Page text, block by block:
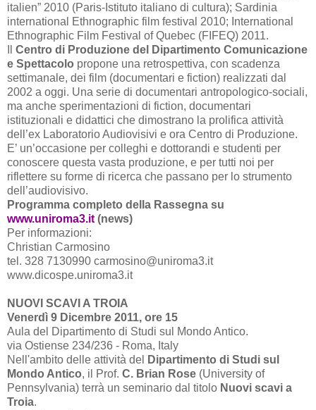
italien” 2010 (Paris-Istituto italiano di cultura); Sardinia
international Ethnographic film festival 2010; International
Ethnographic Film Festival of Quebec (FIFEQ) 2011.
Centro di Produzione del Dipartimento Comunicazione
e Spettacolo propone una retrospettiva, con scadenza
settimanale, dei film (documentari e fiction) realizzati dal
2002 a oggi. Una serie di documentari antropologico-sociali,
ma anche sperimentazioni di fiction, documentari
istituzionali e didattici che dimostrano la prolifica attività
dell’ex Laboratorio Audiovisivi e ora Centro di Produzione.
E’ un’occasione per colleghi e dottorandi e studenti per
conoscere questa vasta produzione, e per tutti noi per
riflettere su forme di ricerca che passano per lo strumento
dell’audiovisivo.
Programma completo della Rassegna su
www.uniroma3.it (news)
Per informazioni:
Christian Carmosino
tel. 328 7130990 carmosino@uniroma3.it
www.dicospe.uniroma3.it
NUOVI SCAVI A TROIA
Venerdì 9 Dicembre 2011, ore 15
Aula del Dipartimento di Studi sul Mondo Antico.
via Ostiense 234/236 - Roma, Italy
Nell'ambito delle attività del
Dipartimento di Studi sul
Mondo Antico, il Prof. C. Brian Rose (University of
Pennsylvania) terrà un seminario dal titolo Nuovi scavi a
Troia.